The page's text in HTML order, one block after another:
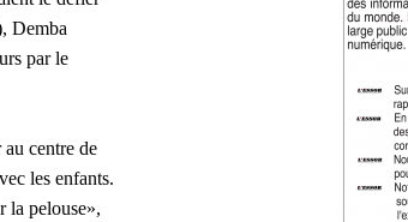
Demba
par le
centre de
les enfants.
la pelouse»,